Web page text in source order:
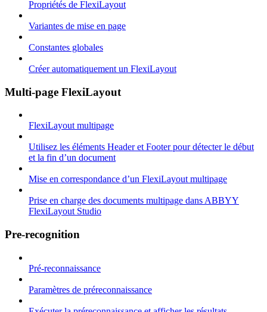
Propriétés de FlexiLayout
Variantes de mise en page
Constantes globales
Créer automatiquement un FlexiLayout
Multi-page FlexiLayout
FlexiLayout multipage
Utilisez les éléments Header et Footer pour détecter le début
et la fin d’un document
Mise en correspondance d’un FlexiLayout multipage
Prise en charge des documents multipage dans ABBYY
FlexiLayout Studio
Pre-recognition
Pré-reconnaissance
Paramètres de préreconnaissance